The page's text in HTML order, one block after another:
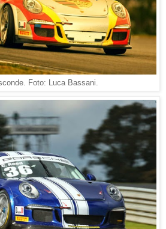
Foto: Luca Bassani.